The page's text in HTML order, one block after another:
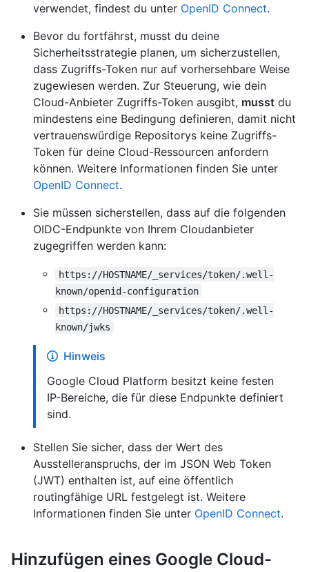
verwendet, findest du unter OpenID Connect.
Bevor du fortfährst, musst du deine
Sicherheitsstrategie planen, um sicherzustellen,
dass Zugriffs-Token nur auf vorhersehbare Weise
zugewiesen werden. Zur Steuerung, wie dein
Cloud-Anbieter Zugriffs-Token ausgibt, musst du
mindestens eine Bedingung definieren, damit nicht
vertrauenswürdige Repositorys keine Zugriffs-
Token für deine Cloud-Ressourcen anfordern
können. Weitere Informationen finden Sie unter
OpenID Connect.
Sie müssen sicherstellen, dass auf die folgenden
OIDC-Endpunkte von Ihrem Cloudanbieter
zugegriffen werden kann:
https://HOSTNAME/_services/token/.well-
known/openid-configuration
https://HOSTNAME/_services/token/.well-
known/jwks
Hinweis
Google Cloud Platform besitzt keine festen
IP-Bereiche, die für diese Endpunkte definiert
sind.
Stellen Sie sicher, dass der Wert des
Ausstelleranspruchs, der im JSON Web Token
(JWT) enthalten ist, auf eine öffentlich
routingfähige URL festgelegt ist. Weitere
Informationen finden Sie unter OpenID Connect.
Hinzufügen eines Google Cloud-